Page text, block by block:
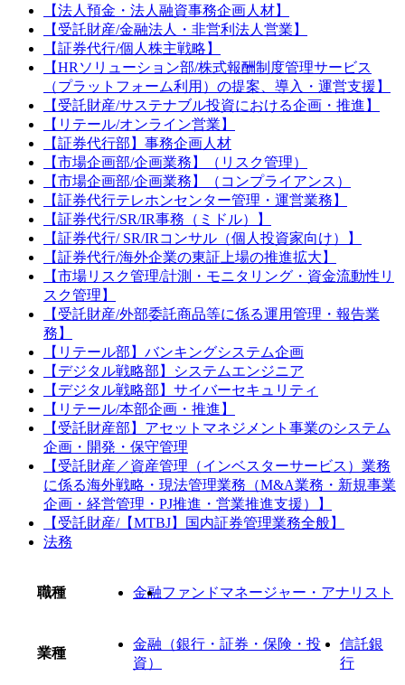
【法人預金・法人融資事務企画人材】
【受託財産/金融法人・非営利法人営業】
【証券代行/個人株主戦略】
【HRソリューション部/株式報酬制度管理サービス
（プラットフォーム利用）の提案、導入・運営支援】
【受託財産/サステナブル投資における企画・推進】
【リテール/オンライン営業】
【証券代行部】事務企画人材
【市場企画部/企画業務】（リスク管理）
【市場企画部/企画業務】（コンプライアンス）
【証券代行テレホンセンター管理・運営業務】
【証券代行/SR/IR事務（ミドル）】
【証券代行/ SR/IRコンサル（個人投資家向け）】
【証券代行/海外企業の東証上場の推進拡大】
【市場リスク管理/計測・モニタリング・資金流動性リ
スク管理】
【受託財産/外部委託商品等に係る運用管理・報告業
務】
【リテール部】バンキングシステム企画
【デジタル戦略部】システムエンジニア
【デジタル戦略部】サイバーセキュリティ
【リテール/本部企画・推進】
【受託財産部】アセットマネジメント事業のシステム
企画・開発・保守管理
【受託財産／資産管理（インベスターサービス）業務
に係る海外戦略・現法管理業務（M&A業務・新規事業
企画・経営管理・PJ推進・営業推進支援）】
【受託財産/【MTBJ】国内証券管理業務全般】
法務
職種 金融ファンドマネージャー・アナリスト
業種
金融（銀行・証券・保険・投
資）
信託銀
行